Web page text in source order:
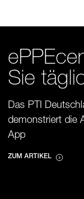
Sie
Das PTI
demonstriert die
App
ZUM ARTIKEL